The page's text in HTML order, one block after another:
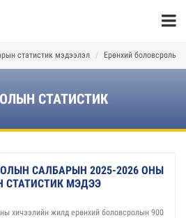
статистик мэдээлэл Ерөнхий боловсролын
СТАТИСТИК
САЛБАРЫН 2025-2026 ОНЫ
МЭДЭЭ
хичээлийн жилд ерөнхий боловсролын 900